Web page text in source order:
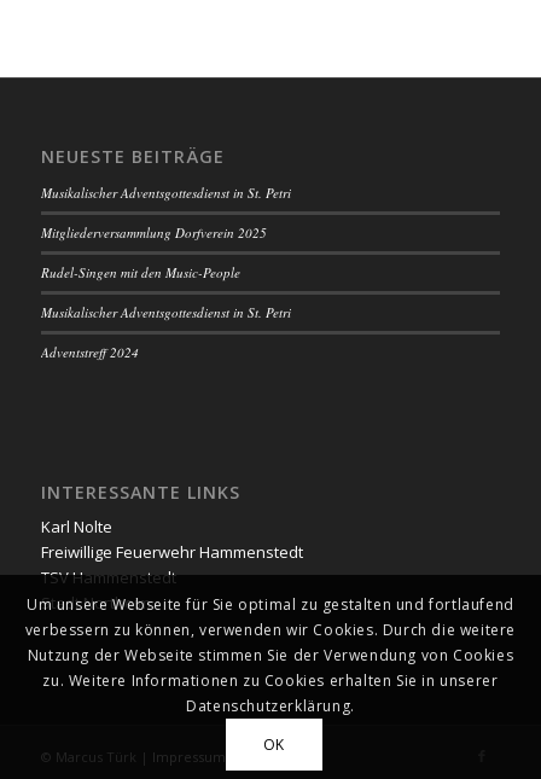
NEUESTE BEITRÄGE
Musikalischer Adventsgottesdienst in St. Petri
Mitgliederversammlung Dorfverein 2025
Rudel-Singen mit den Music-People
Musikalischer Adventsgottesdienst in St. Petri
Adventstreff 2024
INTERESSANTE LINKS
Karl Nolte
Freiwillige Feuerwehr Hammenstedt
TSV Hammenstedt
Stadt Northeim
© Marcus Türk | Impressum Datenschutz
Um unsere Webseite für Sie optimal zu gestalten und fortlaufend
verbessern zu können, verwenden wir Cookies. Durch die weitere
Nutzung der Webseite stimmen Sie der Verwendung von Cookies
zu. Weitere Informationen zu Cookies erhalten Sie in unserer
Datenschutzerklärung.
OK